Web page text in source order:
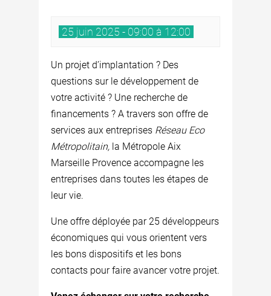
25 juin 2025 - 09:00 à 12:00
Un projet d’implantation ? Des
questions sur le développement de
votre activité ? Une recherche de
financements ? A travers son offre de
services aux entreprises Réseau Eco
Métropolitain, la Métropole Aix
Marseille Provence accompagne les
entreprises dans toutes les étapes de
leur vie.
Une offre déployée par 25 développeurs
économiques qui vous orientent vers
les bons dispositifs et les bons
contacts pour faire avancer votre projet.